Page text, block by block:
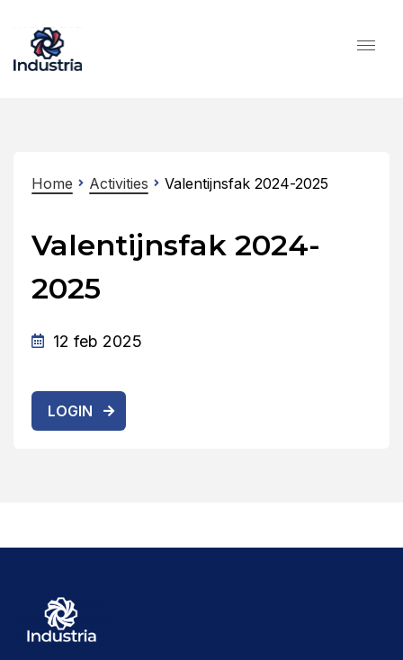
Home Activities Valentijnsfak 2024-2025
Valentijnsfak 2024-
2025
12 feb 2025
LOGIN